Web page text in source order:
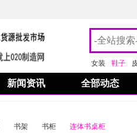
女装 鞋子
新闻资讯 全部动态
书架 书柜 连体书桌柜